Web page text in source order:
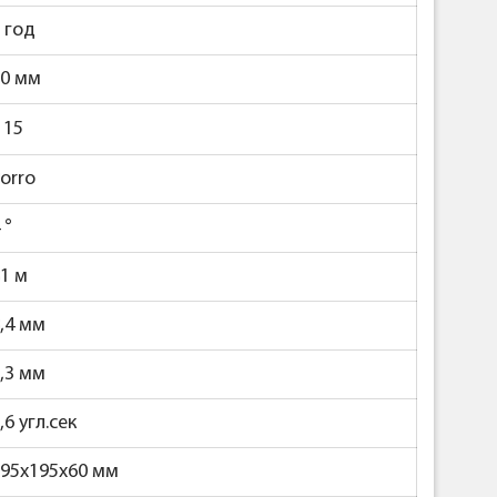
год
мм
°
м
мм
мм
угл.сек
мм